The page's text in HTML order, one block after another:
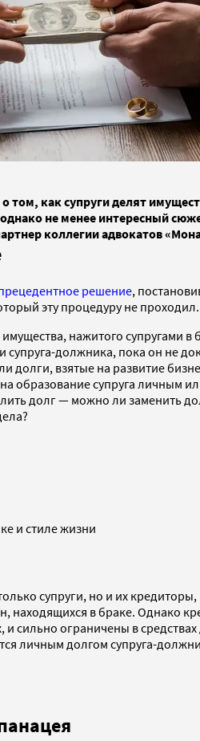
том, как супруги делят
не менее интересный
коллегии адвокатов
решение,
эту процедуру не проходил.
нажитого супругами
супруга-должника, пока он не
долги, взятые на развитие
образование супруга личным
долг — можно ли заменить
и стиле жизни
супруги, но и их
находящихся в браке. Однако
и сильно ограничены в
личным долгом супруга-